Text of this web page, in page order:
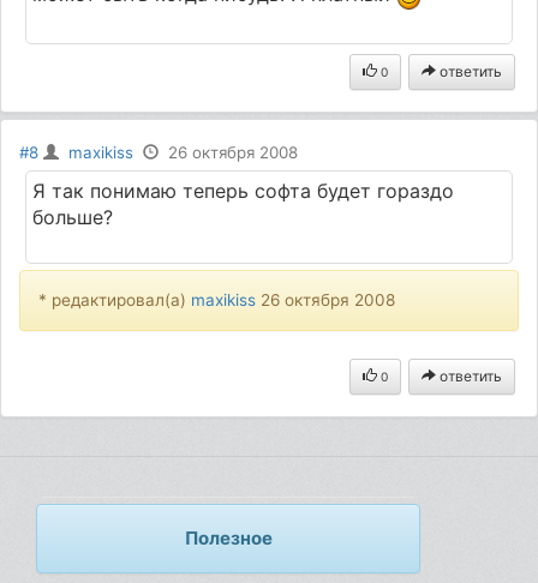
0 ответить
#8 maxikiss 26 октября 2008
Я так понимаю теперь софта будет гораздо
больше?
* редактировал(а) maxikiss 26 октября 2008
0 ответить
Полезное